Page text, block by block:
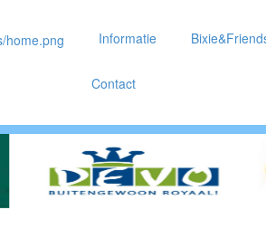
Informatie
Contact